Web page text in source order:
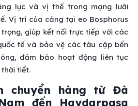
lực và vị thế trong mạng lưới
Vị trí của cảng tại eo Bosphorus
giúp kết nối trực tiếp với các
tế và bảo vệ các tàu cập bến
đảm bảo hoạt động liên tục
tiết.
chuyển hàng từ Đà
đến Haydarpasa